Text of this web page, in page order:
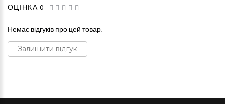
ОЦІНКА 0
Немає відгуків про цей товар.
Залишити відгук